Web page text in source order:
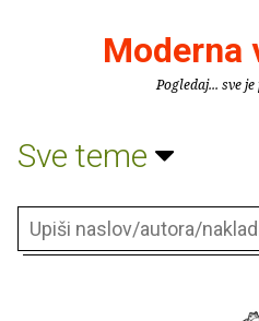
Moderna
Pogledaj... sve
Sve teme